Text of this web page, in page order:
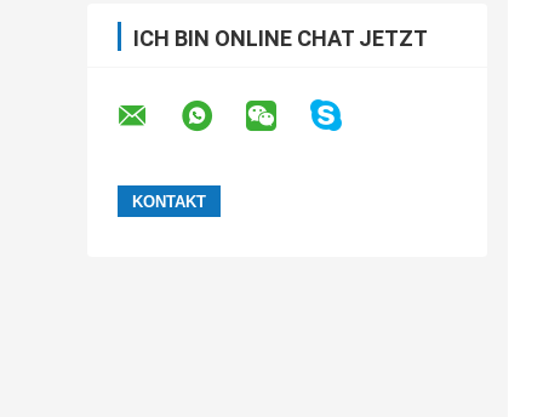
ICH BIN ONLINE CHAT JETZT